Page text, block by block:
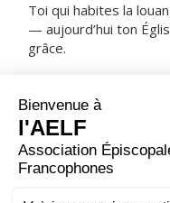
Toi qui habites la
— aujourd’hui ton
grâce.
NOTRE PÈRE
ORAISON
Fais-nous vivre à tout